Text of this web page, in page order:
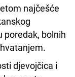
najčešće
poredak, bolnih
djevojčica i